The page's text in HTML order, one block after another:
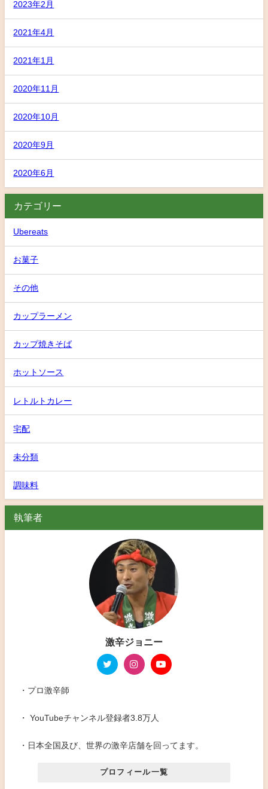
2023年2月
2021年4月
2021年1月
2020年11月
2020年10月
2020年9月
2020年6月
カテゴリー
Ubereats
お菓子
その他
カップラーメン
カップ焼きそば
ホットソース
レトルトカレー
宅配
未分類
調味料
執筆者
激辛ジョニー
・プロ激辛師
・ YouTubeチャンネル登録者3.8万人
・日本全国及び、世界の激辛店舗を回ってます。
プロフィール一覧